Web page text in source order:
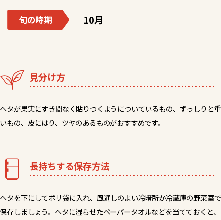
旬の時期 10月
見分け方
ヘタが果実にすき間なく貼りつくようについているもの、ずっしりと重
いもの、皮にはり、ツヤのあるものがおすすめです。
長持ちする保存方法
ヘタを下にしてポリ袋に入れ、風通しのよい冷暗所か冷蔵庫の野菜室で
保存しましょう。ヘタに湿らせたペーパータオルなどを当てておくと、